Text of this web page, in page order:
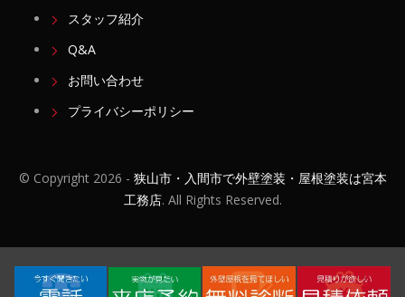
スタッフ紹介
Q&A
お問い合わせ
プライバシーポリシー
© Copyright2026 - 狭山市・入間市で外壁塗装・屋根塗装は宮本
工務店. All Rights Reserved.